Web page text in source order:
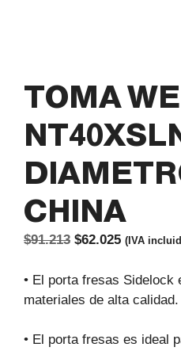
TOMA
CHINA
$91.213 El
original
era:
$62.025El
actual
es:
(IVA
• El porta fresas Sidelock
materiales de alta calidad.
• El porta fresas es ideal